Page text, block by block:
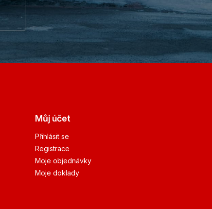
Můj účet
Přihlásit se
Registrace
Moje objednávky
Moje doklady